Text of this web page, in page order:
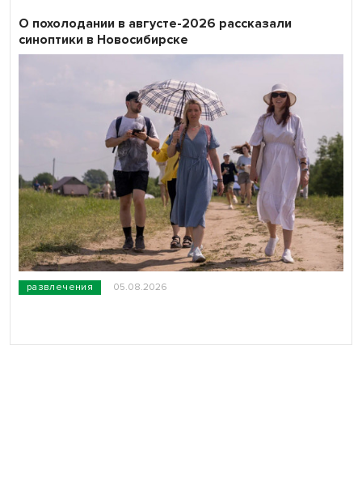
развлечения 05.08.2026
О похолодании в августе-2026 рассказали
синоптики в Новосибирске